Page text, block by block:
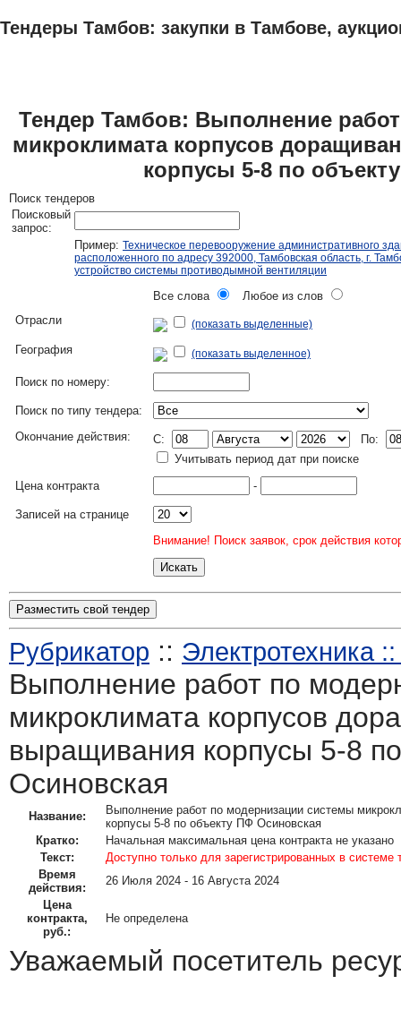
Тендеры Тамбов: закупки в Тамбове,
Тендер Тамбов: Выполнение
микроклимата корпусов
корпусы 5-8 по
Поиск тендеров
Поисковый
запрос:
Пример: Техническое перевооружение административного
расположенного по адресу 392000, Тамбовская область, г.
устройство системы противодымной вентиляции
Все слова
Любое из слов
Отрасли
(показать выделенные)
География (показать выделенное)
Поиск по номеру:
Поиск по типу тендера:
Окончание действия:
C:
По:
Учитывать период дат при поиске
Цена контракта
-
Записей на странице
Внимание! Поиск заявок, срок действия
Разместить свой тендер
Рубрикатор :: Электротехника
Выполнение работ по
микроклимата корпусов
выращивания корпусы 5-8
Осиновская
Название:
Выполнение работ по модернизации системы
корпусы 5-8 по объекту ПФ Осиновская
Кратко:
Начальная максимальная цена контракта не указано
Текст:
Доступно только для зарегистрированных в системе
Время
действия:
26 Июля 2024 - 16 Августа 2024
Цена
контракта,
руб.:
Не определена
Уважаемый посетитель